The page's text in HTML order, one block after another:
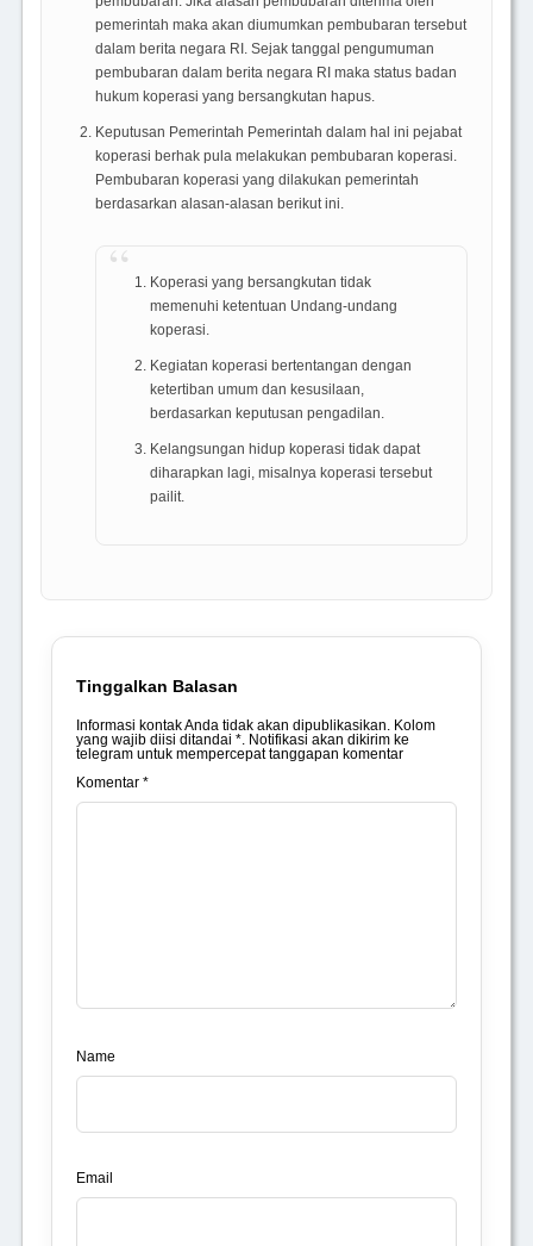
pemerintah maka akan diumumkan pembubaran tersebut
dalam berita negara RI. Sejak tanggal pengumuman
pembubaran dalam berita negara RI maka status badan
hukum koperasi yang bersangkutan hapus.
Keputusan Pemerintah Pemerintah dalam hal ini pejabat
koperasi berhak pula melakukan pembubaran koperasi.
Pembubaran koperasi yang dilakukan pemerintah
berdasarkan alasan-alasan berikut ini.
Koperasi yang bersangkutan tidak
memenuhi ketentuan Undang-undang
koperasi.
Kegiatan koperasi bertentangan dengan
ketertiban umum dan kesusilaan,
berdasarkan keputusan pengadilan.
Kelangsungan hidup koperasi tidak dapat
diharapkan lagi, misalnya koperasi tersebut
pailit.
Tinggalkan Balasan
Informasi kontak Anda tidak akan dipublikasikan. Kolom
yang wajib diisi ditandai *. Notifikasi akan dikirim ke
telegram untuk mempercepat tanggapan komentar
Komentar *
Name
Email